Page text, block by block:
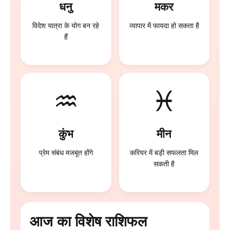
धनु
विदेश यात्रा के योग बन रहे
हैं
मकर
व्यापार में फायदा हो सकता है
♒
कुंभ
प्रेम संबंध मजबूत होंगे
♓
मीन
करियर में बड़ी सफलता मिल
सकती है
आज का विशेष राशिफल